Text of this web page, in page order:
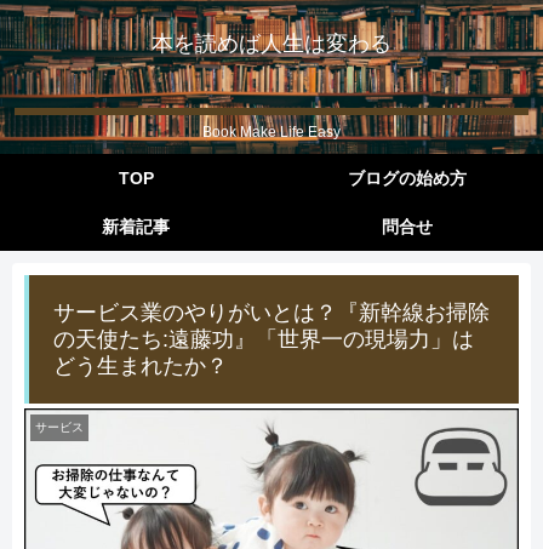
本を読めば人生は変わる
Book Make Life Easy
TOP ブログの始め方
新着記事 問合せ
サービス業のやりがいとは？『新幹線お掃除
の天使たち:遠藤功』「世界一の現場力」は
どう生まれたか？
サービス